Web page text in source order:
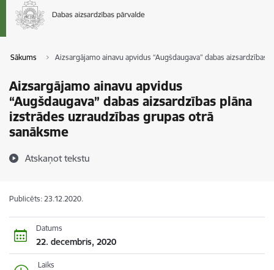
Sākums Aizsargājamo ainavu apvidus “Augšdaugava” dabas
Aizsargājamo ainavu apvidus
“Augšdaugava” dabas aizsardzības plāna
izstrādes uzraudzības grupas otrā
sanāksme
Atskaņot tekstu
Publicēts: 23.12.2020.
Datums
22. decembris, 2020
Laiks